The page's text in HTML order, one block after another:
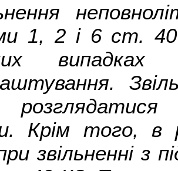
1, 2 і 6 ст.
Крім того, в
звільненні з